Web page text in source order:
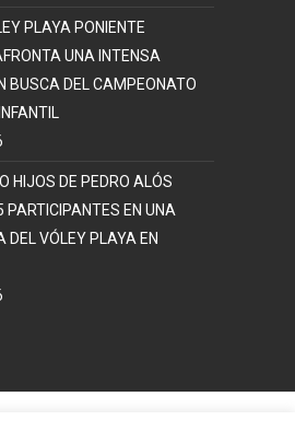
PLAYA PONIENTE
UNA INTENSA
BUSCA DEL CAMPEONATO
HIJOS DE PEDRO ALÓS
PARTICIPANTES EN UNA
DEL VÓLEY PLAYA EN